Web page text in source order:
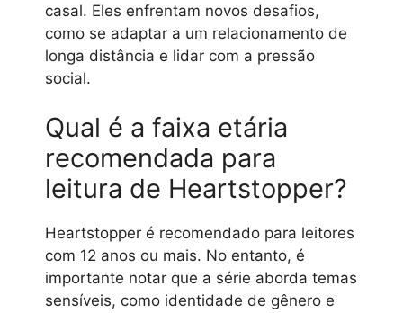
casal. Eles enfrentam novos desafios,
como se adaptar a um relacionamento de
longa distância e lidar com a pressão
social.
Qual é a faixa etária
recomendada para
leitura de Heartstopper?
Heartstopper é recomendado para leitores
com 12 anos ou mais. No entanto, é
importante notar que a série aborda temas
sensíveis, como identidade de gênero e